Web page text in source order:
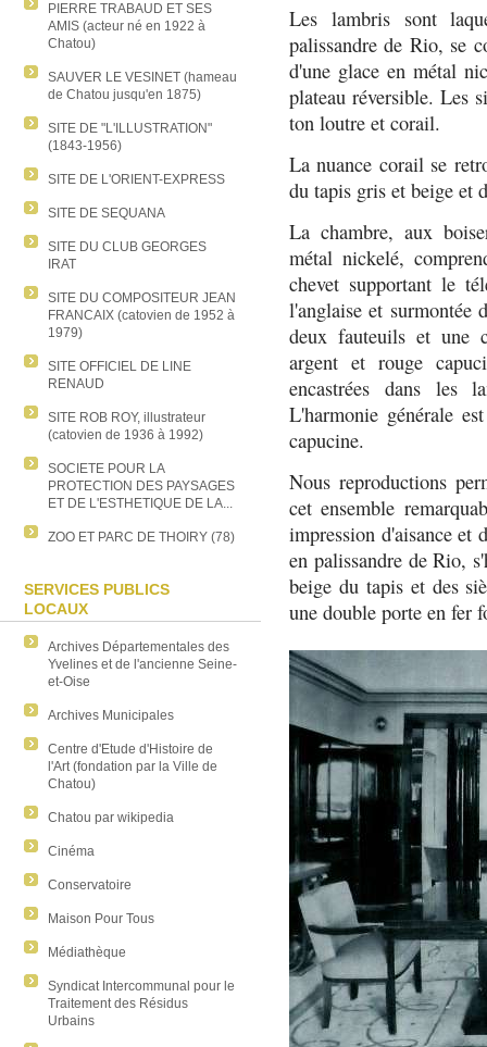
PIERRE TRABAUD ET SES
AMIS (acteur né en 1922 à
Chatou)
SAUVER LE VESINET (hameau
de Chatou jusqu'en 1875)
SITE DE "L'ILLUSTRATION"
(1843-1956)
SITE DE L'ORIENT-EXPRESS
SITE DE SEQUANA
SITE DU CLUB GEORGES
IRAT
SITE DU COMPOSITEUR JEAN
FRANCAIX (catovien de 1952 à
1979)
SITE OFFICIEL DE LINE
RENAUD
SITE ROB ROY, illustrateur
(catovien de 1936 à 1992)
SOCIETE POUR LA
PROTECTION DES PAYSAGES
ET DE L'ESTHETIQUE DE LA...
ZOO ET PARC DE THOIRY (78)
SERVICES PUBLICS
LOCAUX
Archives Départementales des
Yvelines et de l'ancienne Seine-
et-Oise
Archives Municipales
Centre d'Etude d'Histoire de
l'Art (fondation par la Ville de
Chatou)
Chatou par wikipedia
Cinéma
Conservatoire
Maison Pour Tous
Médiathèque
Syndicat Intercommunal pour le
Traitement des Résidus
Urbains
Les lambris sont
palissandre de Rio, se
d'une glace en métal
plateau réversible. Les
ton loutre et corail.
La nuance corail se
du tapis gris et beige et
La chambre, aux
métal nickelé,
chevet supportant le
l'anglaise et surmontée
deux fauteuils et une
argent et rouge
encastrées dans les
L'harmonie générale
capucine.
Nous reproductions
cet ensemble
impression d'aisance et
en palissandre de Rio,
beige du tapis et des
une double porte en fer